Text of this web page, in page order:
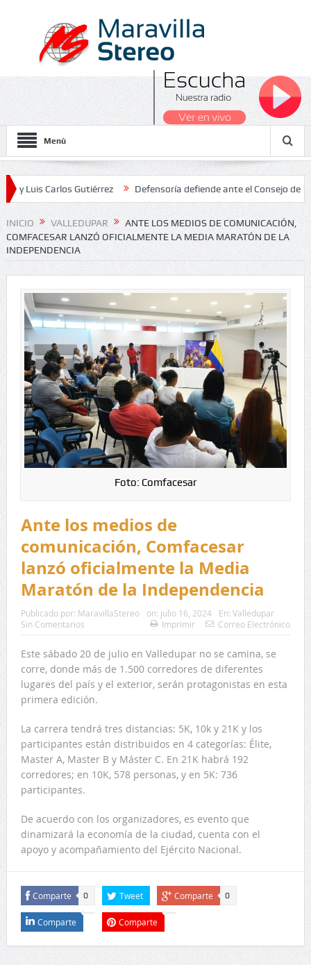
Menú
Luis Carlos Gutiérrez Defensoría defiende ante el Consejo de
Nacionales 2026
INICIO VALLEDUPAR
ANTE LOS MEDIOS DE COMUNICACIÓN,
COMFACESAR LANZÓ OFICIALMENTE LA MEDIA MARATÓN DE LA
INDEPENDENCIA
Foto: Comfacesar
Ante los medios de
comunicación, Comfacesar
lanzó oficialmente la Media
Maratón de la Independencia
Publicado por: MaravillaStereo on: julio 16, 2024 En: Valledupar
Sin Comentarios
Imprimir Correo Electrónico
Este sábado 20 de julio en Valledupar no se camina, se
corre, donde más de 1.500 corredores de diferentes
lugares del país y el exterior, serán protagonistas en esta
primera edición.
La carrera tendrá tres distancias: 5K, 10k y 21K y los
participantes están distribuidos en 4 categorías: Élite,
Master A, Master B y Máster C. En 21K habrá 192
corredores; en 10K, 578 personas, y en 5K: 736
participantes.
De acuerdo con los organizadores, es evento que
dinamizará la economía de la ciudad, cuenta con el
apoyo y acompañamiento del Ejército Nacional.
Comparte 0 Tweet Comparte 0
Comparte Comparte